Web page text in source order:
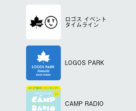
ロゴス イベント
タイムライン
LOGOS PARK
CAMP RADIO